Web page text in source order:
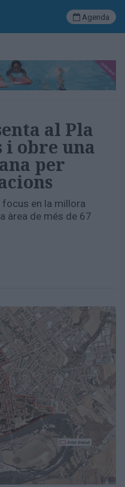
Agenda
al Pla
i obre una
per
en la millora
àrea de més de 67